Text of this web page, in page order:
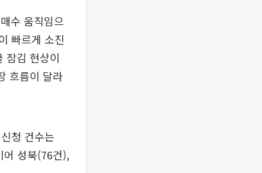
수 움직임으
빠르게 소진
잠김 현상이
흐름이 달라
청 건수는
어 성북(76건),